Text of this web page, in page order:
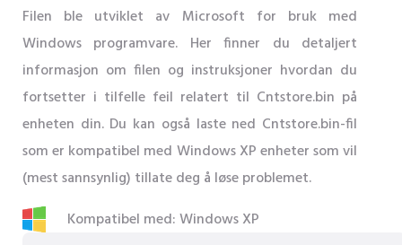
Filen ble utviklet av Microsoft for bruk med
Windows programvare. Her finner du detaljert
informasjon om filen og instruksjoner hvordan du
fortsetter i tilfelle feil relatert til Cntstore.bin på
enheten din. Du kan også laste ned Cntstore.bin-fil
som er kompatibel med Windows XP enheter som vil
(mest sannsynlig) tillate deg å løse problemet.
Kompatibel med: Windows XP